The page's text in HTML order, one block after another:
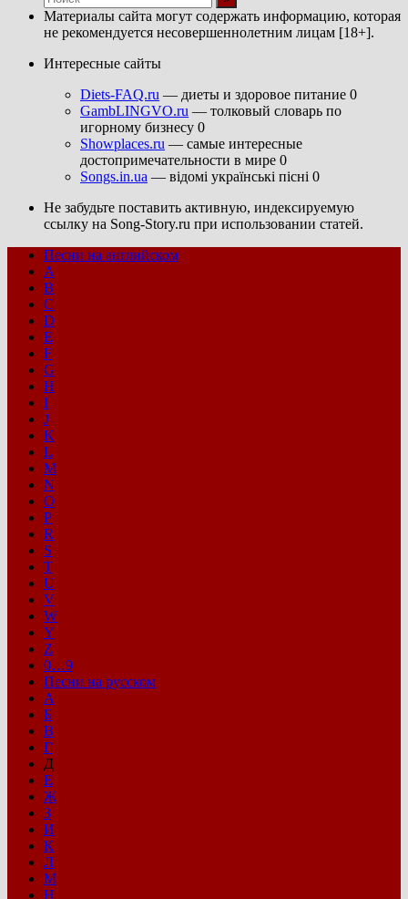
Материалы сайта могут содержать информацию, которая
не рекомендуется несовершеннолетним лицам [18+].
Интересные сайты
Diets-FAQ.ru — диеты и здоровое питание 0
GambLINGVO.ru — толковый словарь по
игорному бизнесу 0
Showplaces.ru — самые интересные
достопримечательности в мире 0
Songs.in.ua — відомі українські пісні 0
Не забудьте поставить активную, индексируемую
ссылку на Song-Story.ru при использовании статей.
Песни на английском
A
B
C
D
E
F
G
H
I
J
K
L
M
N
O
P
R
S
T
U
V
W
Y
Z
0…9
Песни на русском
А
Б
В
Г
Д
Е
Ж
З
И
К
Л
М
Н